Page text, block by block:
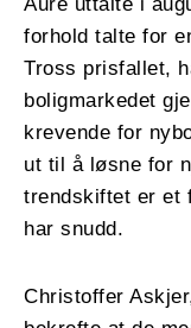
Aure uttalte i
forhold talte for
Tross prisfallet,
boligmarkedet
krevende for
ut til å løsne for
trendskiftet er et
har snudd.
Christoffer